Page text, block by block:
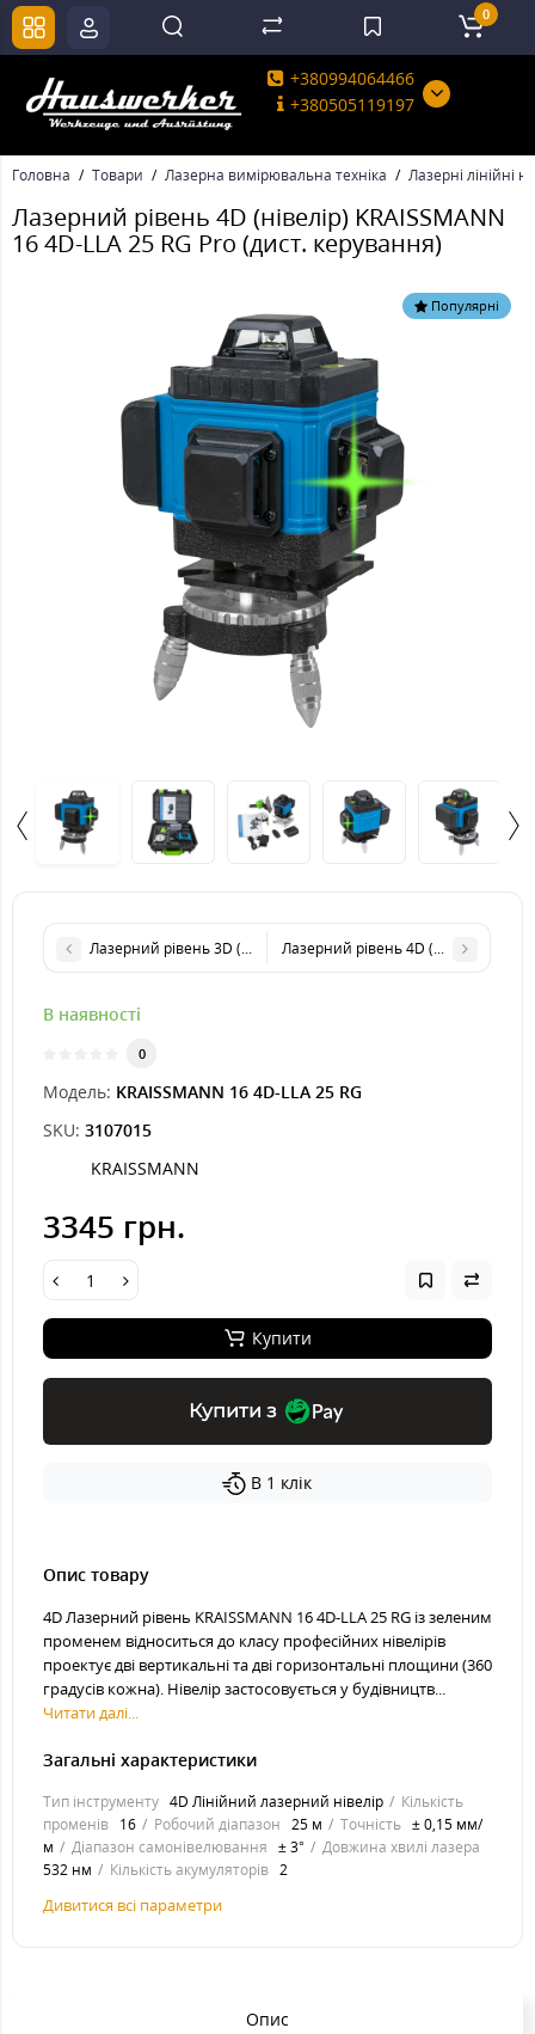
+380994064466
+380505119197
0
Головна Товари Лазерна вимірювальна техніка Лазерні лінійні
Лазерний рівень 4D (нівелір) KRAISSMANN
16 4D-LLA 25 RG Pro (дист. керування)
Популярні
Лазерний рівень 3D (нівелір) KRAISSMANN 12 3D-LLA 30 RB
Лазерний рівень 4D (нівелір)
В наявності
0
Модель: KRAISSMANN 16 4D-LLA 25 RG
SKU: 3107015
KRAISSMANN
3345 грн.
Купити
Купити з
В 1 клік
Опис товару
4D Лазерний рівень KRAISSMANN 16 4D-LLA 25 RG із зеленим
променем відноситься до класу професійних нівелірів
проектує дві вертикальні та дві горизонтальні площини (360
градусів кожна). Нівелір застосовується у будівництв...
Читати далі...
Загальні характеристики
Тип інструменту 4D Лінійний лазерний нівелір
Кількість
променів 16 Робочий діапазон 25 м Точність ± 0,15 мм/
м
Діапазон самонівелювання ± 3°
Довжина хвилі лазера
532 нм
Кількість акумуляторів 2
Дивитися всі параметри
Опис